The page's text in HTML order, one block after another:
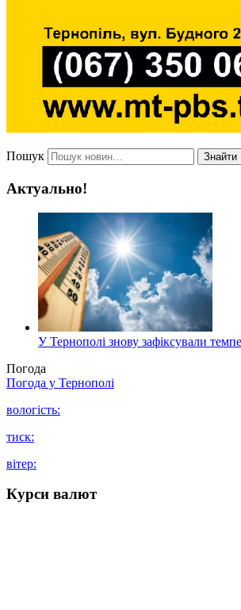
Пошук Знайти
Актуально!
У Тернополі знову зафіксували
Погода
Погода у Тернополі
вологість:
тиск:
вітер:
Курси валют